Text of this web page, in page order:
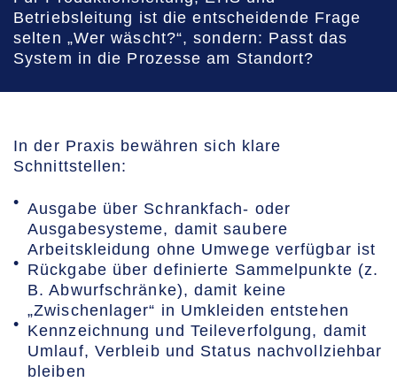
Betriebsleitung ist die entscheidende Frage
selten „Wer wäscht?“, sondern: Passt das
System in die Prozesse am Standort?
In der Praxis bewähren sich klare
Schnittstellen:
Ausgabe über Schrankfach- oder
Ausgabesysteme, damit saubere
Arbeitskleidung ohne Umwege verfügbar ist
Rückgabe über definierte Sammelpunkte (z.
B. Abwurfschränke), damit keine
„Zwischenlager“ in Umkleiden entstehen
Kennzeichnung und Teileverfolgung, damit
Umlauf, Verbleib und Status nachvollziehbar
bleiben